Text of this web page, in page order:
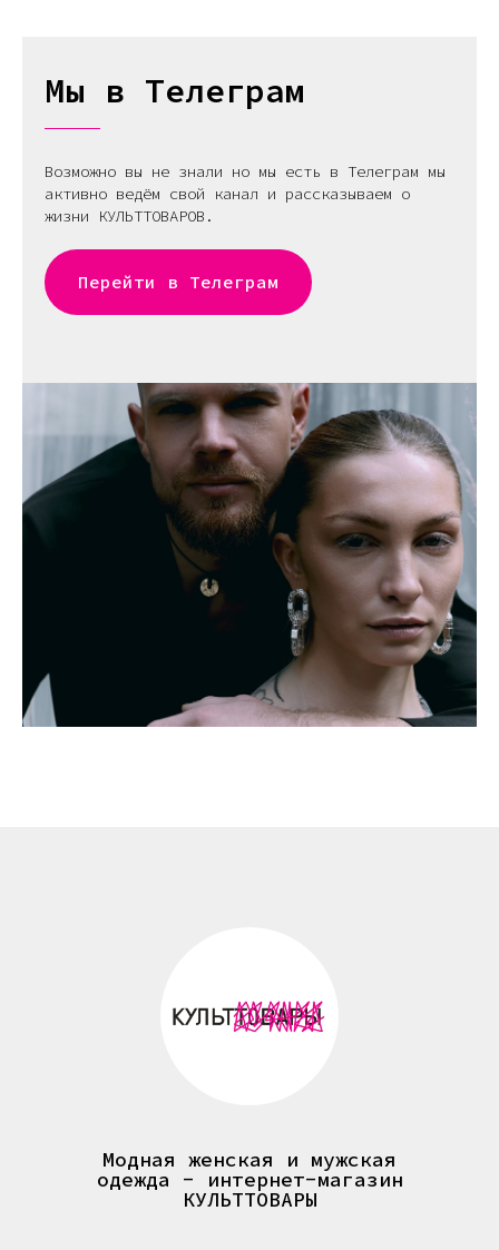
Мы в Телеграм
Возможно вы не знали но мы есть в Телеграм мы
активно ведём свой канал и рассказываем о
жизни КУЛЬТТОВАРОВ.
Перейти в Телеграм
Модная женская и мужская
одежда - интернет-магазин
КУЛЬТТОВАРЫ